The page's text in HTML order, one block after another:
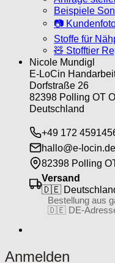
Beispiele
📷
Stoffe für
🧸 Stofftier
Nicole Mundigl
E-LoCin
Dorfstraße 26
82398 Polling OT
Deutschland
+49 172
hallo@e-locin.de
82398 Polling
Versand
🇩🇪
Bestellung aus
🇩🇪 DE-
Anmelden